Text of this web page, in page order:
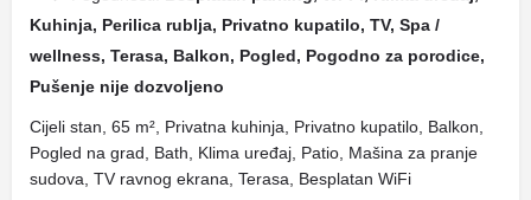
Kuhinja, Perilica rublja, Privatno kupatilo, TV, Spa /
wellness, Terasa, Balkon, Pogled, Pogodno za porodice,
Pušenje nije dozvoljeno
Cijeli stan, 65 m², Privatna kuhinja, Privatno kupatilo, Balkon,
Pogled na grad, Bath, Klima uređaj, Patio, Mašina za pranje
sudova, TV ravnog ekrana, Terasa, Besplatan WiFi